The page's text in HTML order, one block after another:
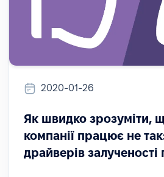
2020-01-26
Як швидко зрозуміти,
компанії працює не
драйверів